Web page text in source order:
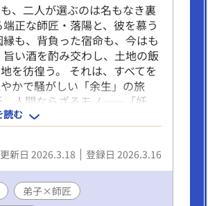
、二人が選ぶのは名もなき裏
正な師匠・落陽と、彼を慕う
も、背負った宿命も、今はも
い酒を酌み交わし、土地の飯
を彷徨う。 それは、すべてを
かで騒がしい「余生」の旅
、人間ならざるモノ――「妖
匠を守るため、師匠は愛しき
を手に取り、夜の闇を鮮やか
して徳利を背負い、気ままに
ァンタジー。 既にできてる弟
読む
新日 2026.3.18 登録日 2026.3.16
弟子×師匠